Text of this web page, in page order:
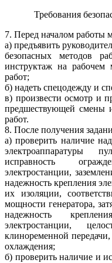
Требования
7. Перед началом работы
а) предъявить
безопасных методов
инструктаж на
работ;
б) надеть спецодежду и
в) произвести осмотр и
предшествующей смены
работ.
8. После получения
а) проверить наличие
электроаппаратуры
исправность
электростанции,
надежность крепления
их изоляции,
мощности генератора,
надежность
электростанции,
клиноременной
охлаждения;
б) проверить наличие и